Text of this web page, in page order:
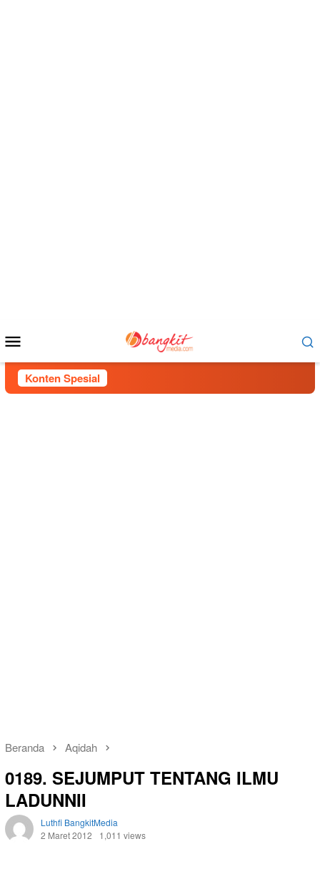
Mobile
Konten Spesial
Beranda Aqidah
0189. SEJUMPUT TENTANG ILMU
LADUNNII
Luthfi BangkitMedia
2 Maret 2012
1,011 views